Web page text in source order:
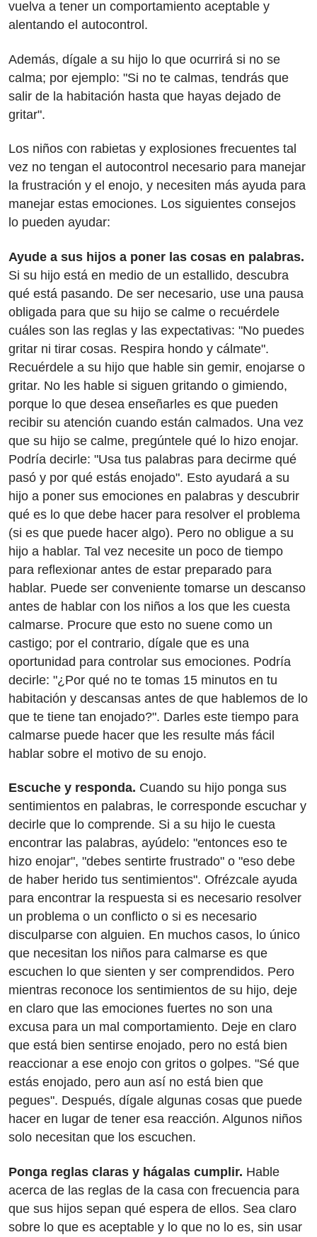
vuelva a tener un comportamiento aceptable y
alentando el autocontrol.
Además, dígale a su hijo lo que ocurrirá si no se
calma; por ejemplo: "Si no te calmas, tendrás que
salir de la habitación hasta que hayas dejado de
gritar".
Los niños con rabietas y explosiones frecuentes tal
vez no tengan el autocontrol necesario para manejar
la frustración y el enojo, y necesiten más ayuda para
manejar estas emociones. Los siguientes consejos
lo pueden ayudar:
Ayude a sus hijos a poner las cosas en palabras.
Si su hijo está en medio de un estallido, descubra
qué está pasando. De ser necesario, use una pausa
obligada para que su hijo se calme o recuérdele
cuáles son las reglas y las expectativas: "No puedes
gritar ni tirar cosas. Respira hondo y cálmate".
Recuérdele a su hijo que hable sin gemir, enojarse o
gritar. No les hable si siguen gritando o gimiendo,
porque lo que desea enseñarles es que pueden
recibir su atención cuando están calmados. Una vez
que su hijo se calme, pregúntele qué lo hizo enojar.
Podría decirle: "Usa tus palabras para decirme qué
pasó y por qué estás enojado". Esto ayudará a su
hijo a poner sus emociones en palabras y descubrir
qué es lo que debe hacer para resolver el problema
(si es que puede hacer algo). Pero no obligue a su
hijo a hablar. Tal vez necesite un poco de tiempo
para reflexionar antes de estar preparado para
hablar. Puede ser conveniente tomarse un descanso
antes de hablar con los niños a los que les cuesta
calmarse. Procure que esto no suene como un
castigo; por el contrario, dígale que es una
oportunidad para controlar sus emociones. Podría
decirle: "¿Por qué no te tomas 15 minutos en tu
habitación y descansas antes de que hablemos de lo
que te tiene tan enojado?". Darles este tiempo para
calmarse puede hacer que les resulte más fácil
hablar sobre el motivo de su enojo.
Escuche y responda. Cuando su hijo ponga sus
sentimientos en palabras, le corresponde escuchar y
decirle que lo comprende. Si a su hijo le cuesta
encontrar las palabras, ayúdelo: "entonces eso te
hizo enojar", "debes sentirte frustrado" o "eso debe
de haber herido tus sentimientos". Ofrézcale ayuda
para encontrar la respuesta si es necesario resolver
un problema o un conflicto o si es necesario
disculparse con alguien. En muchos casos, lo único
que necesitan los niños para calmarse es que
escuchen lo que sienten y ser comprendidos. Pero
mientras reconoce los sentimientos de su hijo, deje
en claro que las emociones fuertes no son una
excusa para un mal comportamiento. Deje en claro
que está bien sentirse enojado, pero no está bien
reaccionar a ese enojo con gritos o golpes. "Sé que
estás enojado, pero aun así no está bien que
pegues". Después, dígale algunas cosas que puede
hacer en lugar de tener esa reacción. Algunos niños
solo necesitan que los escuchen.
Ponga reglas claras y hágalas cumplir. Hable
acerca de las reglas de la casa con frecuencia para
que sus hijos sepan qué espera de ellos. Sea claro
sobre lo que es aceptable y lo que no lo es, sin usar